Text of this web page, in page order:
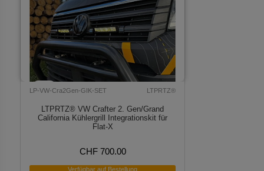
LP-VW-Cra2Gen-GIK-SET LTPRTZ®
LTPRTZ® VW Crafter 2. Gen/Grand
California Kühlergrill Integrationskit für
Flat-X
CHF 700.00
Verfügbar auf Bestellung